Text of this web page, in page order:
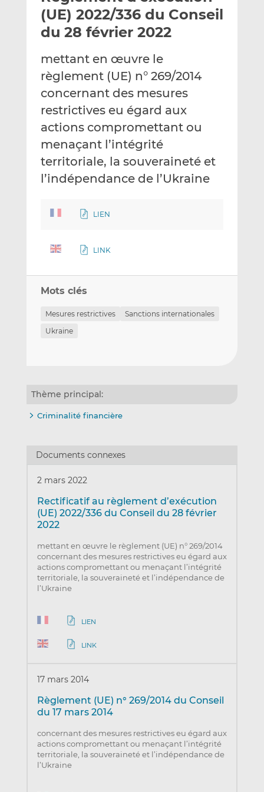
e
r
p
r
e
m
a
i
l
g
e
r
u
r
L
i
n
k
e
d
n
g
e
u
r
F
c
e
b
o
k
(UE) 2022/336 du Conseil
du 28 février 2022
mettant en œuvre le
règlement (UE) n° 269/2014
concernant des mesures
restrictives eu égard aux
actions compromettant ou
menaçant l’intégrité
territoriale, la souveraineté et
l’indépendance de l’Ukraine
LIEN
LINK
Mots clés
Mesures restrictives
Sanctions internationales
Ukraine
Thème principal:
Criminalité financière
Documents connexes
2 mars 2022
Rectificatif au règlement d’exécution
(UE) 2022/336 du Conseil du 28 février
2022
mettant en œuvre le règlement (UE) n° 269/2014
concernant des mesures restrictives eu égard aux
actions compromettant ou menaçant l’intégrité
territoriale, la souveraineté et l’indépendance de
l’Ukraine
LIEN
LINK
17 mars 2014
Règlement (UE) n° 269/2014 du Conseil
du 17 mars 2014
concernant des mesures restrictives eu égard aux
actions compromettant ou menaçant l’intégrité
territoriale, la souveraineté et l’indépendance de
l’Ukraine